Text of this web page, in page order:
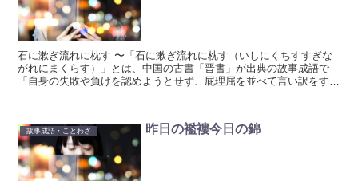
石に漱ぎ流れに枕す 〜「石に漱ぎ流れに枕す（いしにくちすすぎな
がれにまくらす）」とは、中国の古書「晋書」が出典の故事成語で
「自身の失敗や負けを認めようとせず、屁理屈を並べて言い訳をする
故事成語・ことわざ 昨日の襤褸今日の錦